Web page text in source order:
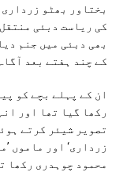
بختاور بھٹو
کی ریاست دبئی
بھی دبئی میں جنم
کے چند ہفتے بعد
ان کے پہلے بچے کو
رکھا گیا تھا اور
تصویر شیئر کرتے
زرداری‘ اور ماموں
محمود چوہدری رکھا